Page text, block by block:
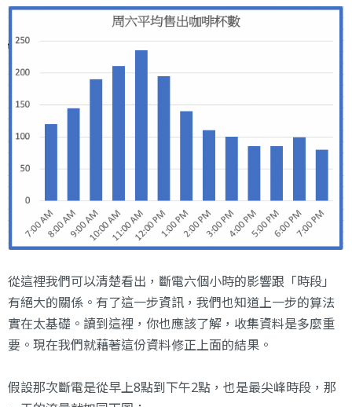
從這裡我們可以清楚看出，斷電六個小時的影響跟「時段」
有絕大的關係。有了這一步資訊，我們也知道上一步的算法
實在太基礎。讀到這裡，你也應該了解，收集資料是多麼重
要。現在我們就藉著這份資料修正上面的結果。
假設那次斷電是從早上8點到下午2點，也是最尖峰時段，那